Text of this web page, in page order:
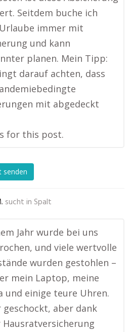
Seitdem buche ich
immer mit
und kann
planen. Mein Tipp:
darauf achten, dass
mit abgedeckt
for this post.
senden
sucht in Spalt
Jahr wurde bei uns
und viele wertvolle
wurden gestohlen –
mein Laptop, meine
und einige teure Uhren.
geschockt, aber dank
Hausratversicherung